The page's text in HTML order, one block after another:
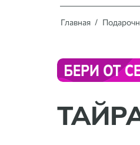
Главная